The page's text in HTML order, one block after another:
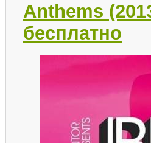
Anthems
бесплатно